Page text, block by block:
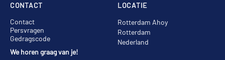
LOCATIE
Rotterdam Ahoy
Rotterdam
Nederland
CONTACT
Contact
Persvragen
Gedragscode
We horen graag van je!